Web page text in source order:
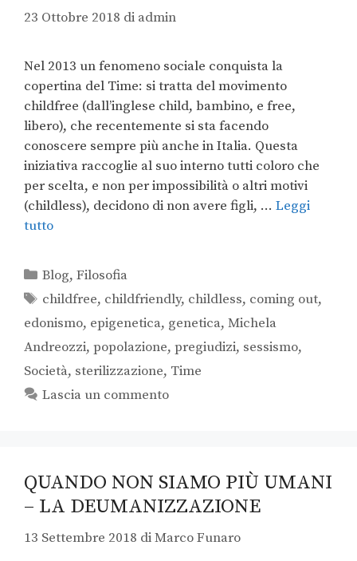
23 Ottobre 2018 di admin
Nel 2013 un fenomeno sociale conquista la
copertina del Time: si tratta del movimento
childfree (dall’inglese child, bambino, e free,
libero), che recentemente si sta facendo
conoscere sempre più anche in Italia. Questa
iniziativa raccoglie al suo interno tutti coloro che
per scelta, e non per impossibilità o altri motivi
(childless), decidono di non avere figli, … Leggi
tutto
Blog,Filosofia
childfree, childfriendly, childless, coming out,
edonismo, epigenetica, genetica, Michela
Andreozzi, popolazione, pregiudizi, sessismo,
Società, sterilizzazione, Time
Lascia un commento
QUANDO NON SIAMO PIÙ UMANI
– LA DEUMANIZZAZIONE
13 Settembre 2018 diMarco Funaro